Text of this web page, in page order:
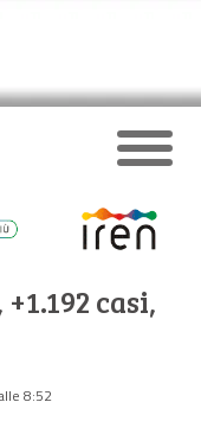
casi,
8:52